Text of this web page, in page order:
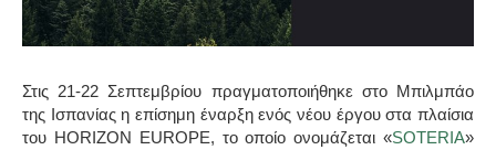
Στις 21-22 Σεπτεμβρίου πραγματοποιήθηκε στο Μπιλμπάο
της Ισπανίας η επίσημη έναρξη ενός νέου έργου στα πλαίσια
του HORIZON EUROPE, το οποίο ονομάζεται«SOTERIA»